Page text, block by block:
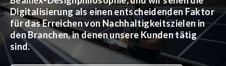
Digitalisierung als einen entscheidenden Faktor
für das Erreichen von Nachhaltigkeitszielen in
den Branchen, in denen unsere Kunden tätig
sind.